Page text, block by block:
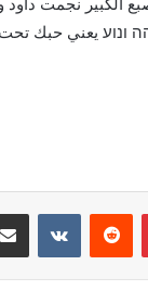
يعني حبك
بينتيريست